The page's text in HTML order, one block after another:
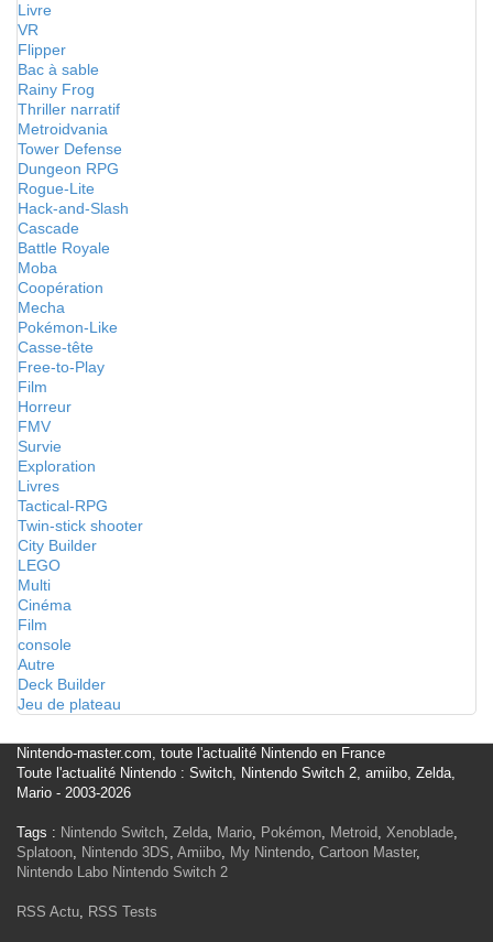
Livre
VR
Flipper
Bac à sable
Rainy Frog
Thriller narratif
Metroidvania
Tower Defense
Dungeon RPG
Rogue-Lite
Hack-and-Slash
Cascade
Battle Royale
Moba
Coopération
Mecha
Pokémon-Like
Casse-tête
Free-to-Play
Film
Horreur
FMV
Survie
Exploration
Livres
Tactical-RPG
Twin-stick shooter
City Builder
LEGO
Multi
Cinéma
Film
console
Autre
Deck Builder
Jeu de plateau
Nintendo-master.com, toute l'actualité Nintendo en France
Toute l'actualité Nintendo : Switch, Nintendo Switch 2, amiibo, Zelda,
Mario - 2003-2026
Tags : Nintendo Switch, Zelda, Mario, Pokémon, Metroid, Xenoblade,
Splatoon, Nintendo 3DS, Amiibo, My Nintendo, Cartoon Master,
Nintendo Labo Nintendo Switch 2
RSS Actu, RSS Tests